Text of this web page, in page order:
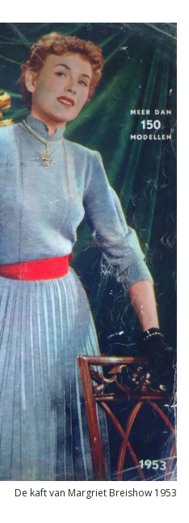
De kaft van Margriet Breishow 1953